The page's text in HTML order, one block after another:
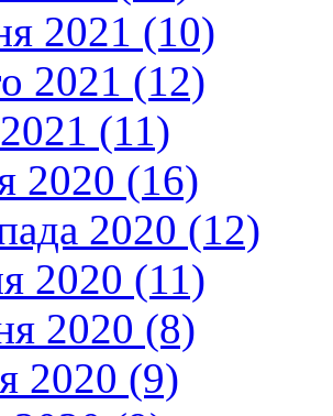
2021 (10)
2021 (12)
(11)
2020 (16)
2020 (12)
2020 (11)
2020 (8)
2020 (9)